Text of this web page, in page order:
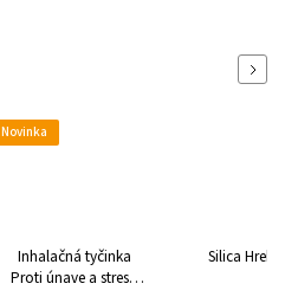
Novinka
Inhalačná tyčinka
Proti únave a stresu
Silica
Next